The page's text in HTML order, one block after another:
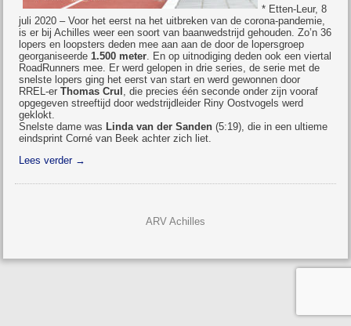
* Etten-Leur, 8
juli 2020 – Voor het eerst na het uitbreken van de corona-pandemie,
is er bij Achilles weer een soort van baanwedstrijd gehouden. Zo’n 36
lopers en loopsters deden mee aan aan de door de lopersgroep
georganiseerde1.500 meter. En op uitnodiging deden ook een viertal
RoadRunners mee. Er werd gelopen in drie series, de serie met de
snelste lopers ging het eerst van start en werd gewonnen door
RREL-erThomas Crul , die precies één seconde onder zijn vooraf
opgegeven streeftijd door wedstrijdleider Riny Oostvogels werd
geklokt.
Snelste dame was Linda van der Sanden (5:19), die in een ultieme
eindsprint Corné van Beek achter zich liet.
Lees verder →
ARV Achilles